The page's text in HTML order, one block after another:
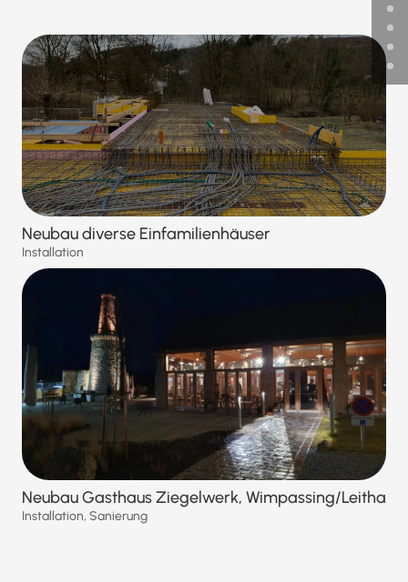
Neubau diverse Einfamilienhäuser
Installation
Neubau Gasthaus Ziegelwerk, Wimpassing/Leitha
Installation, Sanierung